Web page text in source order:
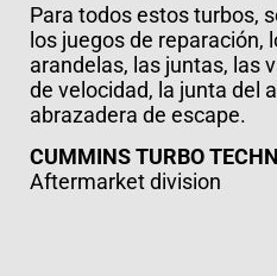
Para todos estos turbos,
los juegos de reparación,
arandelas, las juntas, las
de velocidad, la junta del
abrazadera de escape.
CUMMINS TURBO
Aftermarket division